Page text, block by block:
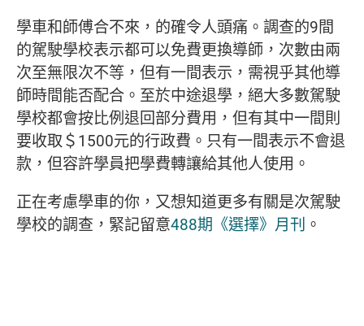
學車和師傅合不來，的確令人頭痛。調查的9間
的駕駛學校表示都可以免費更換導師，次數由兩
次至無限次不等，但有一間表示，需視乎其他導
師時間能否配合。至於中途退學，絕大多數駕駛
學校都會按比例退回部分費用，但有其中一間則
要收取＄1500元的行政費。只有一間表示不會退
款，但容許學員把學費轉讓給其他人使用。
正在考慮學車的你，又想知道更多有關是次駕駛
學校的調查，緊記留意488期《選擇》月刊 。